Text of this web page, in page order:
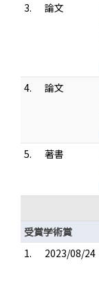
3.
論文
4. 論文
5. 著書
受賞学術賞
1.
2023/08/24